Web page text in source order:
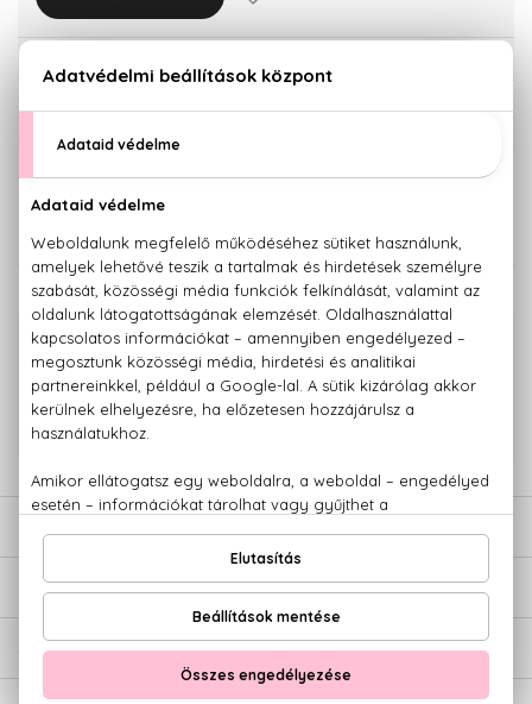
KISZERELÉS KIVÁLASZTÁSA
KAPCSOLÓDÓ TERMÉKEK
100% eredeti termékek,14 napos visszaküldési garanciával
Kérdésed van, elakadtál? Hívd ügyfélszolgálatunkat: +36 20
779 1926
ÉRTÉKELÉSEK (0)
SZÁLLÍTÁS